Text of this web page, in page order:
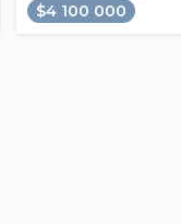
$4 100 000